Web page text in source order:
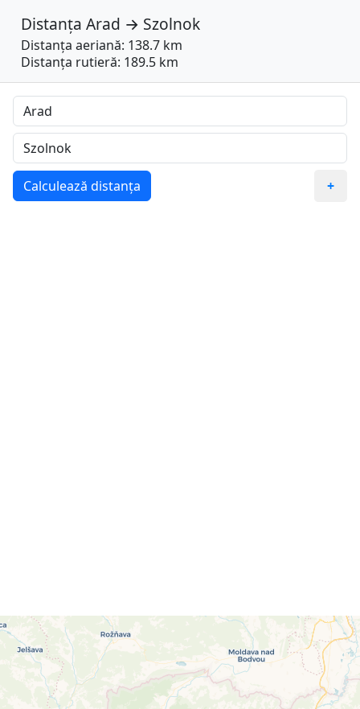
Distanța Arad → Szolnok
Distanța aeriană: 138.7 km
Distanța rutieră: 189.5 km
Calculează distanța +